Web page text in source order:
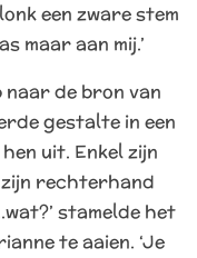
een zware stem
maar aan mij.’
naar de bron van
gestalte in een
uit. Enkel zijn
rechterhand
stamelde het
te aaien. ‘Je